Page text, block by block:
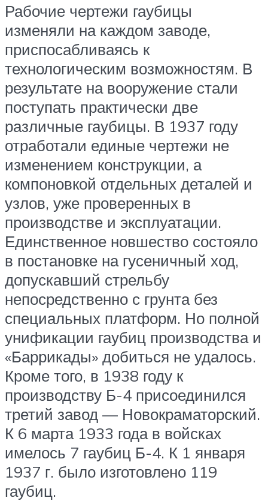
Рабочие чертежи гаубицы
изменяли на каждом заводе,
приспосабливаясь к
технологическим возможностям. В
результате на вооружение стали
поступать практически две
различные гаубицы. В 1937 году
отработали единые чертежи не
изменением конструкции, а
компоновкой отдельных деталей и
узлов, уже проверенных в
производстве и эксплуатации.
Единственное новшество состояло
в постановке на гусеничный ход,
допускавший стрельбу
непосредственно с грунта без
специальных платформ. Но полной
унификации гаубиц производства и
«Баррикады» добиться не удалось.
Кроме того, в 1938 году к
производству Б-4 присоединился
третий завод — Новокраматорский.
К 6 марта 1933 года в войсках
имелось 7 гаубиц Б-4. К 1 января
1937 г. было изготовлено 119
гаубиц.